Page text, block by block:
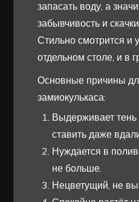
запасать воду, а
забывчивость и
Стильно смотрится и
отдельном столе, и в
Основные причины
замиокулькаса:
Выдерживает
ставить даже
Нуждается в
не больше.
Нецветущий, не